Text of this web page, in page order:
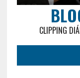
CLIPPING